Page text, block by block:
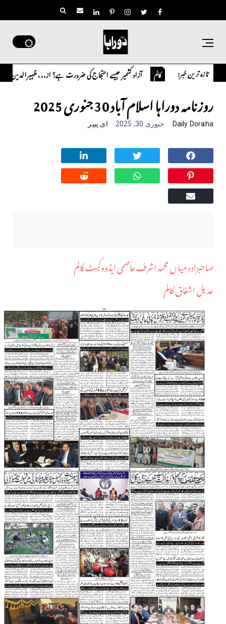
تازہ ترین خبر:
کالم آزاد کشمیر جیسے احتجاج کی ضرورت ہے؟ از،،، ظہیرالدین بابر کالم
روزنامہ دوراہا اسلام آباد 30 جنوری 2025
Daily Doraha جنوری 30, 2025 ای پیپر
صاحبزادہ میاں محمد اشرف عاصمی ایڈووکیٹ کالم
عدیل اشفاق کالم